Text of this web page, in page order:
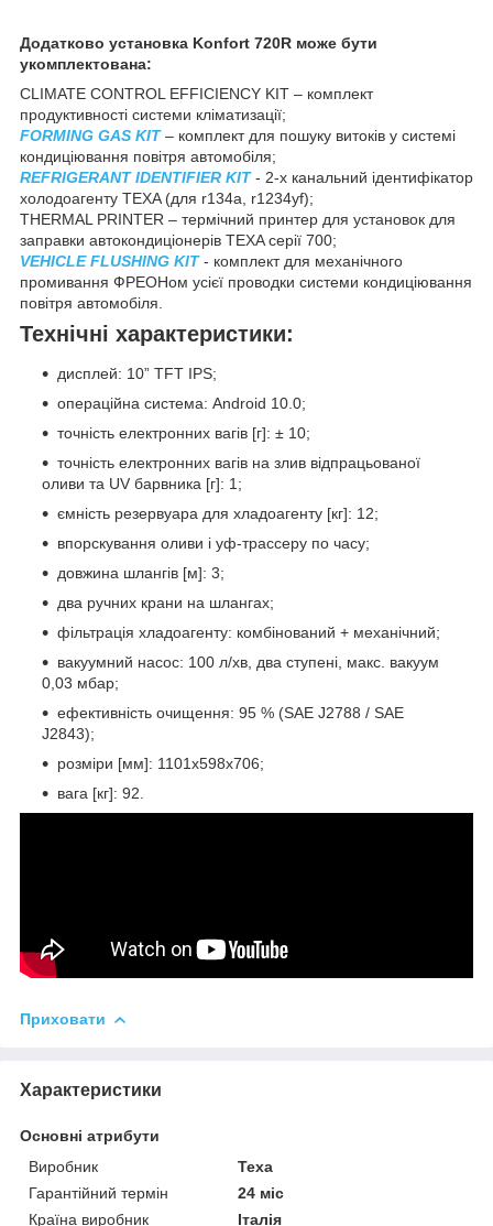
Додатково установка Konfort 720R може бути
укомплектована:
CLIMATE CONTROL EFFICIENCY KIT – комплект
продуктивності системи кліматизації;
FORMING GAS KIT– комплект для пошуку витоків у системі
кондиціювання повітря автомобіля;
REFRIGERANT IDENTIFIER KIT- 2-х канальний ідентифікатор
холодоагенту TEXA (для r134a, r1234yf);
THERMAL PRINTER – термічний принтер для установок для
заправки автокондиціонерів TEXA серії 700;
VEHICLE FLUSHING KIT- комплект для механічного
промивання ФРЕОНом усієї проводки системи кондиціювання
повітря автомобіля.
Технічні характеристики:
дисплей: 10” TFT IPS;
операційна система: Android 10.0;
точність електронних вагів [г]: ± 10;
точність електронних вагів на злив відпрацьованої
оливи та UV барвника [г]: 1;
ємність резервуара для хладоагенту [кг]: 12;
впорскування оливи і уф-трассеру по часу;
довжина шлангів [м]: 3;
два ручних крани на шлангах;
фільтрація хладоагенту: комбінований + механічний;
вакуумний насос: 100 л/хв, два ступені, макс. вакуум
0,03 мбар;
ефективність очищення: 95 % (SAE J2788 / SAE
J2843);
розміри [мм]: 1101x598x706;
вага [кг]: 92.
Приховати
Характеристики
Основні атрибути
Виробник
Texa
Гарантійний термін
24 міс
Країна виробник
Італія